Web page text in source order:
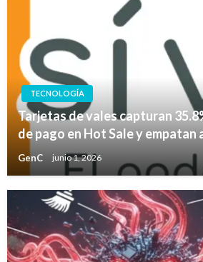
TECNOLOGÍA
Tarjetas de vales capturan
de pago en Hot Sale y empatan
GenC junio 1, 2026